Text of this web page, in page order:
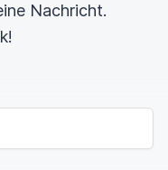
Nachricht.